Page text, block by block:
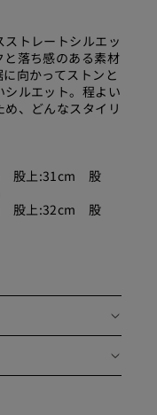
女性モデル(ニシ):158cm
トレートシルエッ
と落ち感のある素材
向かってストンと
ルエット。程よい
、どんなスタイリ
股上:31cm 股
股上:32cm 股